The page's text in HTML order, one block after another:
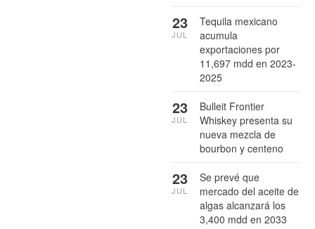
Tequila mexicano
acumula
exportaciones por
11,697 mdd en 2023-
2025
23
JUL
Bulleit Frontier
Whiskey presenta su
nueva mezcla de
bourbon y centeno
23
JUL
Se prevé que
mercado del aceite de
algas alcanzará los
3,400 mdd en 2033
23
JUL